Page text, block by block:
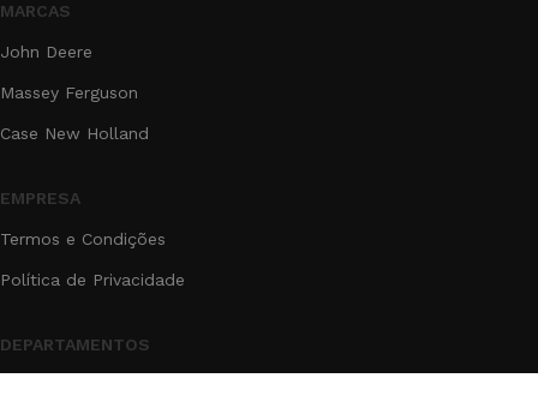
MARCAS
John Deere
Massey Ferguson
Case New Holland
EMPRESA
Termos e Condições
Política de Privacidade
DEPARTAMENTOS